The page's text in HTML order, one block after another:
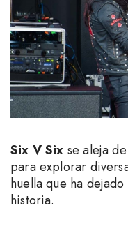
Six V Six se aleja
para explorar
huella que ha
historia.